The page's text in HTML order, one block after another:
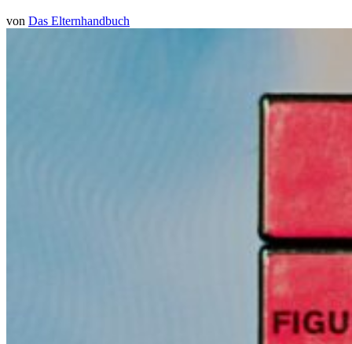
von Das Elternhandbuch